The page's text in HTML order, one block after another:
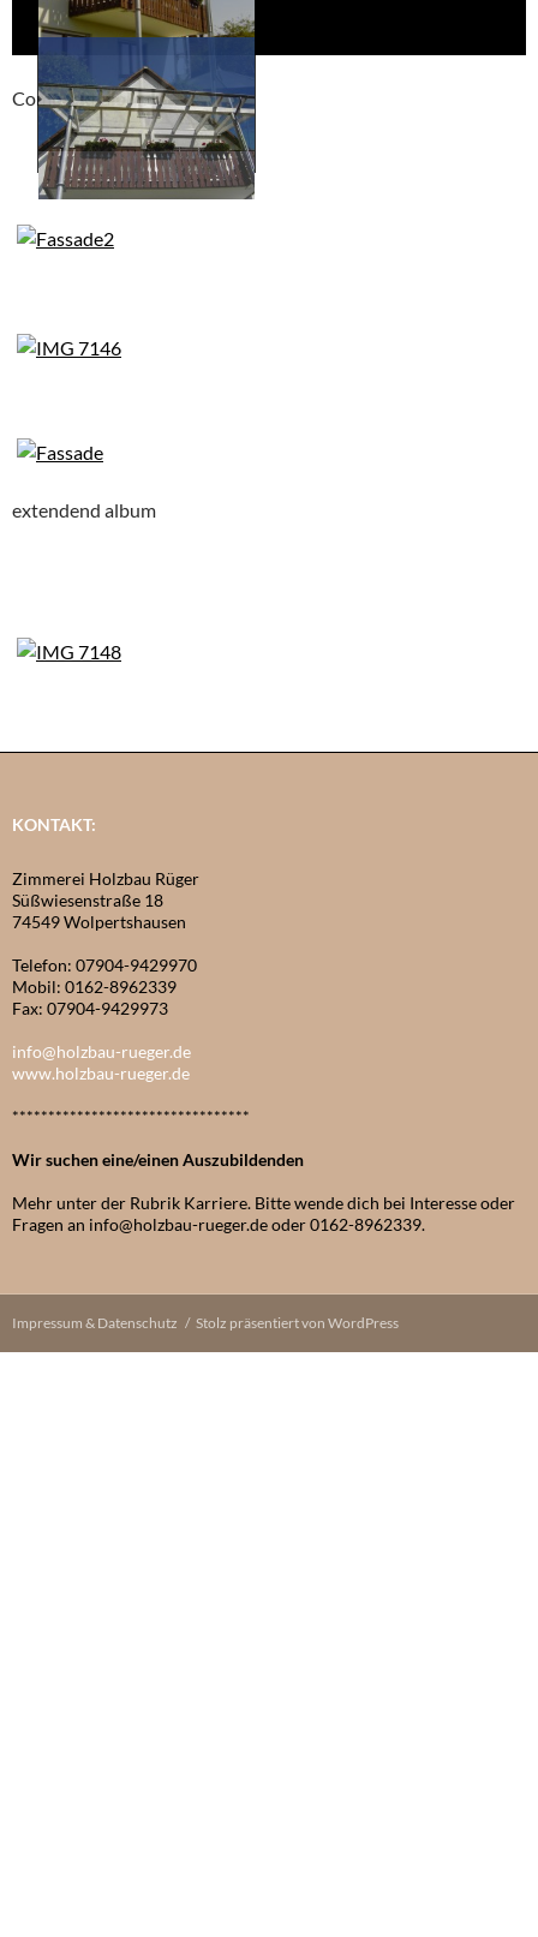
Compackt album
extendend album
KONTAKT:
Zimmerei Holzbau Rüger
Süßwiesenstraße 18
74549 Wolpertshausen
Telefon: 07904-9429970
Mobil: 0162-8962339
Fax: 07904-9429973
info@holzbau-rueger.de
www.holzbau-rueger.de
*********************************
Wir suchen eine/einen Auszubildenden
Mehr unter der Rubrik Karriere. Bitte wende dich bei Interesse oder
Fragen an info@holzbau-rueger.de oder 0162-8962339.
Impressum & Datenschutz Stolz präsentiert von WordPress